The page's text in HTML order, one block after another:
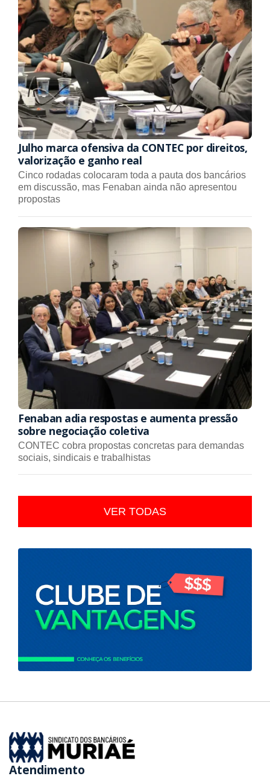
Julho marca ofensiva da CONTEC por direitos,
valorização e ganho real
Cinco rodadas colocaram toda a pauta dos bancários
em discussão, mas Fenaban ainda não apresentou
propostas
Fenaban adia respostas e aumenta pressão
sobre negociação coletiva
CONTEC cobra propostas concretas para demandas
sociais, sindicais e trabalhistas
VER TODAS
Atendimento